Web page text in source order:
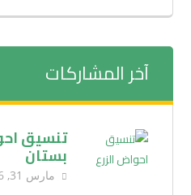
آخر المشاركات
تنسيق
بستان
مارس 31, 2026